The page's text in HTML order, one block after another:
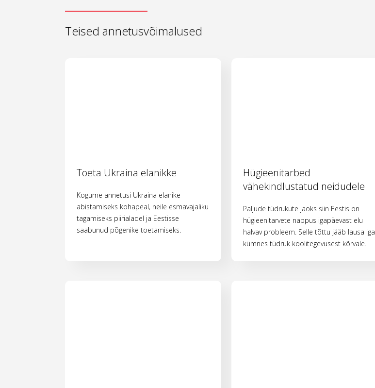
Teised annetusvõimalused
Toeta Ukraina elanikke
Kogume annetusi Ukraina elanike
abistamiseks kohapeal, neile esmavajaliku
tagamiseks piirialadel ja Eestisse
saabunud põgenike toetamiseks.
Hügieenitarbed
vähekindlustatud neidudele
Paljude tüdrukute jaoks siin Eestis on
hügieenitarvete nappus igapäevast elu
halvav probleem. Selle tõttu jääb lausa iga
kümnes tüdruk koolitegevusest kõrvale.